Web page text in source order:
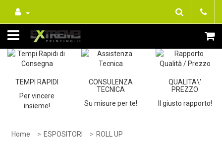
TEMPI RAPIDI
Per vincere
insieme!
CONSULENZA
TECNICA
Su misure per te!
QUALITA\'
PREZZO
Il giusto rapporto!
Home ESPOSITORI ROLL UP